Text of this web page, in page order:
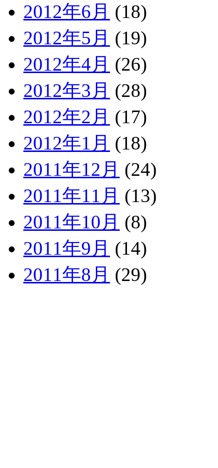
2012年6月 (18)
2012年5月 (19)
2012年4月 (26)
2012年3月 (28)
2012年2月 (17)
2012年1月 (18)
2011年12月 (24)
2011年11月 (13)
2011年10月 (8)
2011年9月 (14)
2011年8月 (29)